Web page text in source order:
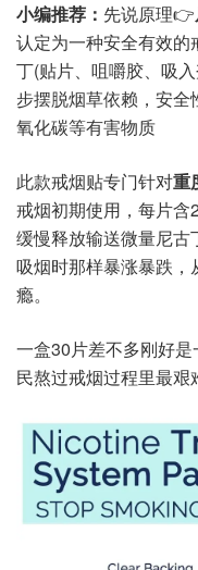
小编推荐： 先说原理👉
认定为一种安全有效
丁(贴片、咀嚼胶、吸
步摆脱烟草依赖，安
氧化碳等有害物质
此款戒烟贴专门针对重
戒烟初期使用，每片
缓慢释放输送微量尼
吸烟时那样暴涨暴跌
瘾。
一盒30片差不多刚好
民熬过戒烟过程里最艰